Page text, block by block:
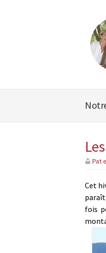
Pat
Cet
fois